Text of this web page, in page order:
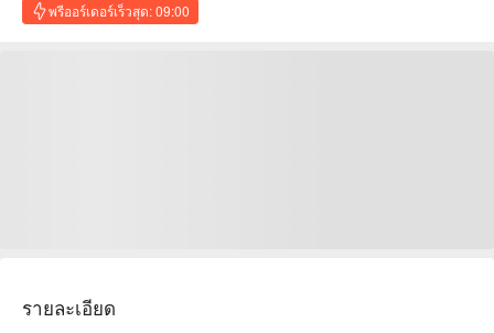
พรีออร์เดอร์เร็วสุด: 09:00
รายละเอียด